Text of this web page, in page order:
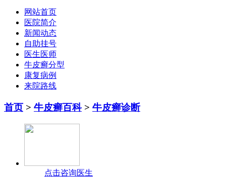
网站首页
医院简介
新闻动态
自助挂号
医生医师
牛皮癣分型
康复病例
来院路线
首页 > 牛皮癣百科> 牛皮癣诊断
点击咨询医生